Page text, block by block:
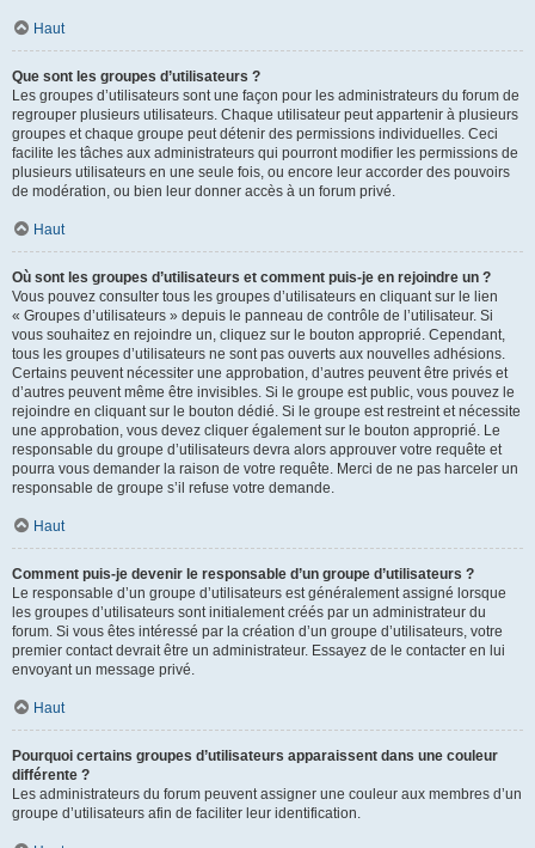
Haut
Que sont les groupes d’utilisateurs ?
Les groupes d’utilisateurs sont une façon pour les administrateurs du forum de
regrouper plusieurs utilisateurs. Chaque utilisateur peut appartenir à plusieurs
groupes et chaque groupe peut détenir des permissions individuelles. Ceci
facilite les tâches aux administrateurs qui pourront modifier les permissions de
plusieurs utilisateurs en une seule fois, ou encore leur accorder des pouvoirs
de modération, ou bien leur donner accès à un forum privé.
Haut
Où sont les groupes d’utilisateurs et comment puis-je en rejoindre un ?
Vous pouvez consulter tous les groupes d’utilisateurs en cliquant sur le lien
« Groupes d’utilisateurs » depuis le panneau de contrôle de l’utilisateur. Si
vous souhaitez en rejoindre un, cliquez sur le bouton approprié. Cependant,
tous les groupes d’utilisateurs ne sont pas ouverts aux nouvelles adhésions.
Certains peuvent nécessiter une approbation, d’autres peuvent être privés et
d’autres peuvent même être invisibles. Si le groupe est public, vous pouvez le
rejoindre en cliquant sur le bouton dédié. Si le groupe est restreint et nécessite
une approbation, vous devez cliquer également sur le bouton approprié. Le
responsable du groupe d’utilisateurs devra alors approuver votre requête et
pourra vous demander la raison de votre requête. Merci de ne pas harceler un
responsable de groupe s’il refuse votre demande.
Haut
Comment puis-je devenir le responsable d’un groupe d’utilisateurs ?
Le responsable d’un groupe d’utilisateurs est généralement assigné lorsque
les groupes d’utilisateurs sont initialement créés par un administrateur du
forum. Si vous êtes intéressé par la création d’un groupe d’utilisateurs, votre
premier contact devrait être un administrateur. Essayez de le contacter en lui
envoyant un message privé.
Haut
Pourquoi certains groupes d’utilisateurs apparaissent dans une couleur
différente ?
Les administrateurs du forum peuvent assigner une couleur aux membres d’un
groupe d’utilisateurs afin de faciliter leur identification.